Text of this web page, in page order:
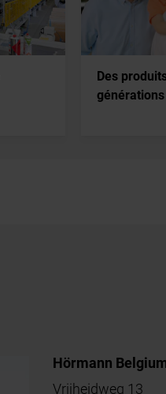
Des
Hörmann
Vrijheidweg 13